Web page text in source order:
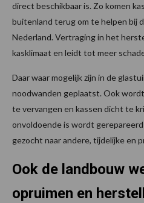
direct beschikbaar is. Zo komen
buitenland terug om te helpen bij
Nederland. Vertraging in het
kasklimaat en leidt tot meer
Daar waar mogelijk zijn in de
noodwanden geplaatst. Ook
te vervangen en kassen dicht te
onvoldoende is wordt
gezocht naar andere, tijdelijke en
Ook de landbouw
opruimen en